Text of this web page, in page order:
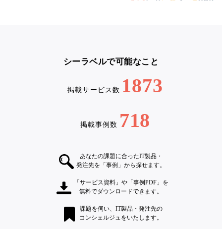
シーラベルで可能なこと
掲載サービス数 1873
掲載事例数 718
あなたの課題に合ったIT製品・
発注先を「事例」から探せます。
「サービス資料」や「事例PDF」を
無料でダウンロードできます。
課題を伺い、IT製品・発注先の
コンシェルジュをいたします。